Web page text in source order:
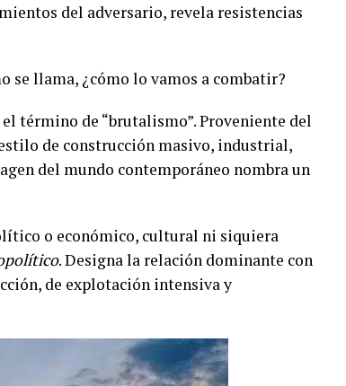
del adversario, revela resistencias
se llama, ¿cómo lo vamos a combatir?
término de “brutalismo”. Proveniente del
de construcción masivo, industrial,
del mundo contemporáneo nombra un
o económico, cultural ni siquiera
. Designa la relación dominante con
de explotación intensiva y